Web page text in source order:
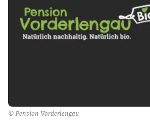
© Pension Vorderlengau